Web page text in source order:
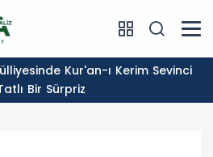
Bir Sürpriz